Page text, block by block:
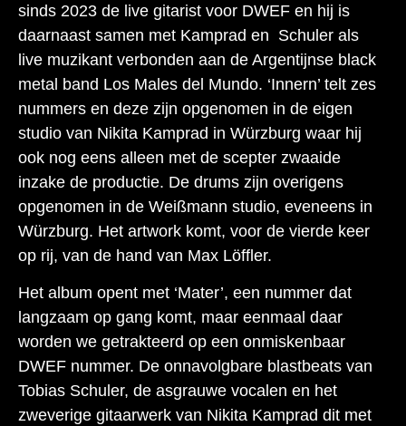
sinds 2023 de live gitarist voor DWEF en hij is
daarnaast samen met Kamprad en Schuler als
live muzikant verbonden aan de Argentijnse black
metal band Los Males del Mundo. ‘Innern’ telt zes
nummers en deze zijn opgenomen in de eigen
studio van Nikita Kamprad in Würzburg waar hij
ook nog eens alleen met de scepter zwaaide
inzake de productie. De drums zijn overigens
opgenomen in de Weißmann studio, eveneens in
Würzburg. Het artwork komt, voor de vierde keer
op rij, van de hand van Max Löffler.
Het album opent met ‘Mater’, een nummer dat
langzaam op gang komt, maar eenmaal daar
worden we getrakteerd op een onmiskenbaar
DWEF nummer. De onnavolgbare blastbeats van
Tobias Schuler, de asgrauwe vocalen en het
zweverige gitaarwerk van Nikita Kamprad dit met